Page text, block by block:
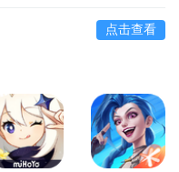
点击查看